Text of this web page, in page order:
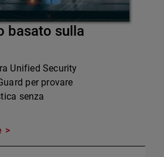
basato sulla
Unified Security
per provare
senza